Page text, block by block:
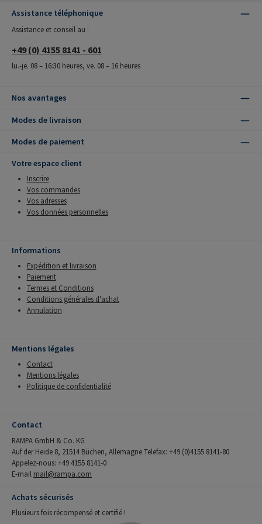
Assistance téléphonique
Assistance et conseil au :
+49 (0) 4155 8141 - 601
lu.-je. 08 – 16:30 heures, ve. 08 – 16 heures
Nos avantages
Modes de livraison
Modes de paiement
Votre espace client
Inscrire
Vos commandes
Vos adresses
Vos données personnelles
Informations
Expédition et livraison
Paiement
Termes et Conditions
Conditions générales d'achat
Annulation
Mentions légales
Contact
Mentions légales
Politique de confidentialité
Contact
RAMPA GmbH & Co. KG
Auf der Heide 8, 21514 Büchen, Allemagne Telefax: +49 (0)4155 8141-80
Appelez-nous: +49 4155 8141-0
E-mail mail@rampa.com
Achats sécurisés
Plusieurs fois récompensé et certifié !